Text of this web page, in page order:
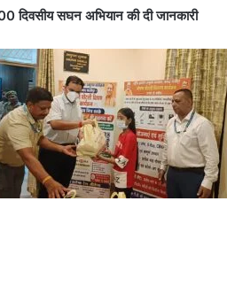
दिवसीय सघन अभियान की दी जानकारी